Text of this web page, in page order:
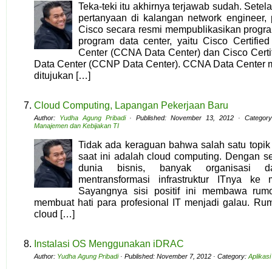
Teka-teki itu akhirnya terjawab sudah.
pertanyaan di kalangan network
Cisco secara resmi mempublikasikan
program data center, yaitu Cisco
Center (CCNA Data Center) dan Cisco
Data Center (CCNP Data Center). CCNA Data Center
ditujukan […]
Cloud Computing, Lapangan Pekerjaan Baru
Author: Yudha Agung Pribadi· Published: November 13, 2012 ·
Manajemen dan Kebijakan TI
Tidak ada keraguan bahwa salah satu
saat ini adalah cloud computing. Dengan
dunia bisnis, banyak organisasi
mentransformasi infrastruktur ITnya ke
Sayangnya sisi positif ini membawa
membuat hati para profesional IT menjadi galau.
cloud […]
Instalasi OS Menggunakan iDRAC
Author: Yudha Agung Pribadi· Published: November 7, 2012 · Category: